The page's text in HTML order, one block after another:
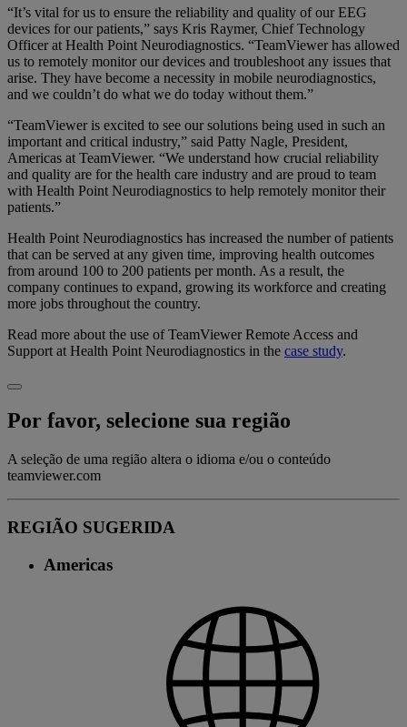
“It’s vital for us to ensure the reliability and quality of our EEG
devices for our patients,” says Kris Raymer, Chief Technology
Officer at Health Point Neurodiagnostics. “TeamViewer has allowed
us to remotely monitor our devices and troubleshoot any issues that
arise. They have become a necessity in mobile neurodiagnostics,
and we couldn’t do what we do today without them.”
“TeamViewer is excited to see our solutions being used in such an
important and critical industry,” said Patty Nagle, President,
Americas at TeamViewer. “We understand how crucial reliability
and quality are for the health care industry and are proud to team
with Health Point Neurodiagnostics to help remotely monitor their
patients.”
Health Point Neurodiagnostics has increased the number of patients
that can be served at any given time, improving health outcomes
from around 100 to 200 patients per month. As a result, the
company continues to expand, growing its workforce and creating
more jobs throughout the country.
Read more about the use of TeamViewer Remote Access and
Support at Health Point Neurodiagnostics in the case study.
Por favor, selecione sua região
A seleção de uma região altera o idioma e/ou o conteúdo
teamviewer.com
REGIÃO SUGERIDA
Americas